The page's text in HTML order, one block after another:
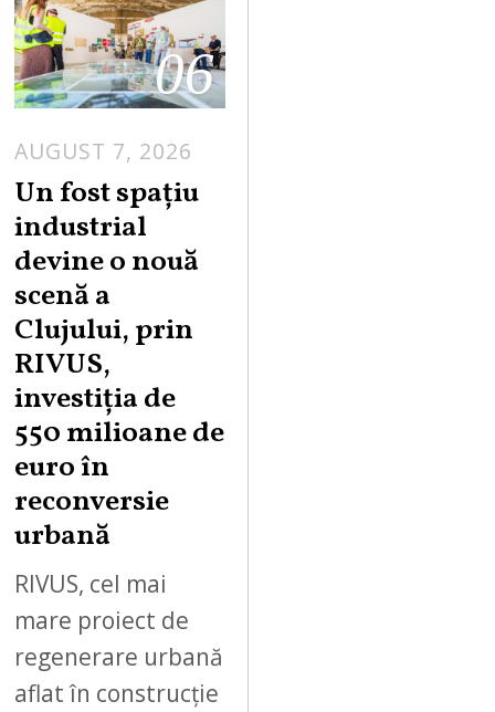
06
AUGUST 7, 2026
Un fost spațiu
industrial
devine o nouă
scenă a
Clujului, prin
RIVUS,
investiția de
550 milioane de
euro în
reconversie
urbană
RIVUS, cel mai
mare proiect de
regenerare urbană
aflat în construcție